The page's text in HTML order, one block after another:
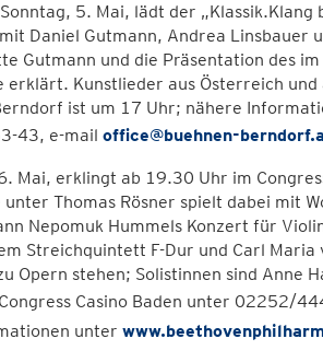
5. Mai, lädt der
Daniel Gutmann, Andrea Linsbauer
Gutmann und die Präsentation des
erklärt. Kunstlieder aus Österreich
ist um 17 Uhr; nähere
43, e-mail office@buehnen-
Mai, erklingt ab 19.30 Uhr im
Thomas Rösner spielt dabei mit
Nepomuk Hummels Konzert für
Streichquintett F-Dur und Carl
Opern stehen; Solistinnen sind Anne
Casino Baden unter 02252/
unter